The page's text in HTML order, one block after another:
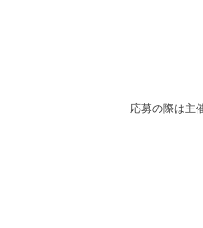
応募の際は主